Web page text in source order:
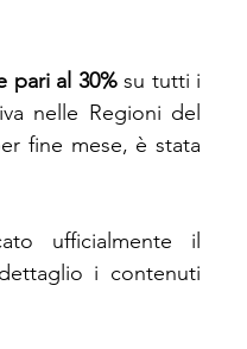
pari al 30% su tutti i
nelle Regioni del
fine mese, è stata
ufficialmente il
i contenuti